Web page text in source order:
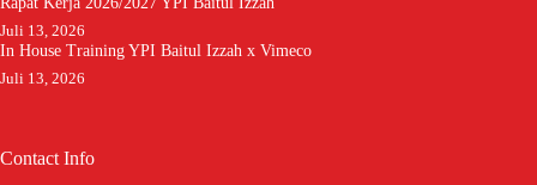
Juli 13, 2026
In House Training YPI Baitul Izzah x Vimeco
Juli 13, 2026
Contact Info